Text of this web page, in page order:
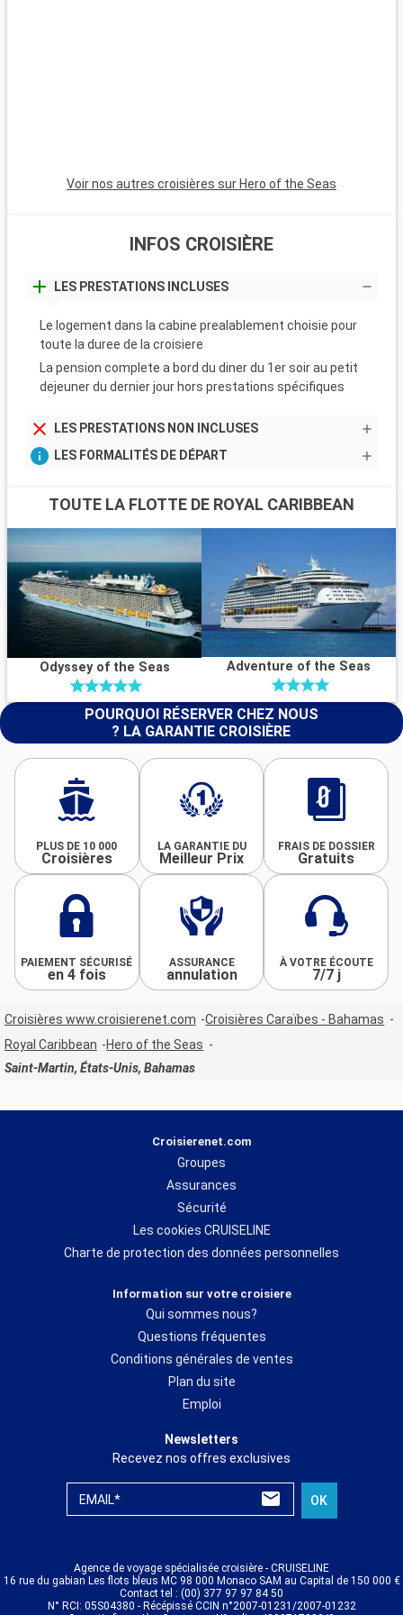
Voir nos autres croisières sur Hero of the Seas
INFOS CROISIÈRE
LES PRESTATIONS INCLUSES
Le logement dans la cabine prealablement choisie pour
toute la duree de la croisiere
La pension complete a bord du diner du 1er soir au petit
dejeuner du dernier jour hors prestations spécifiques
LES PRESTATIONS NON INCLUSES
LES FORMALITÉS DE DÉPART
TOUTE LA FLOTTE DE ROYAL CARIBBEAN
Odyssey of the Seas Adventure of the Seas
POURQUOI RÉSERVER CHEZ NOUS
? LA GARANTIE CROISIÈRE
PLUS DE 10 000
Croisières
LA GARANTIE DU
Meilleur Prix
FRAIS DE DOSSIER
Gratuits
PAIEMENT SÉCURISÉ
en 4 fois
ASSURANCE
annulation
À VOTRE ÉCOUTE
7/7 j
Croisières www.croisierenet.com
Croisières Caraïbes - Bahamas
Royal Caribbean
Hero of the Seas
Saint-Martin, États-Unis, Bahamas
Croisierenet.com
Groupes
Assurances
Sécurité
Les cookies CRUISELINE
Charte de protection des données personnelles
Information sur votre croisiere
Qui sommes nous?
Questions fréquentes
Conditions générales de ventes
Plan du site
Emploi
Newsletters
Recevez nos offres exclusives
EMAIL* OK
Agence de voyage spécialisée croisière - CRUISELINE
16 rue du gabian Les flots bleus MC 98 000 Monaco SAM au Capital de 150 000 €
Contact tel : (00) 377 97 97 84 50
N° RCI: 05S04380 - Récépissé CCIN n°2007-01231/2007-01232